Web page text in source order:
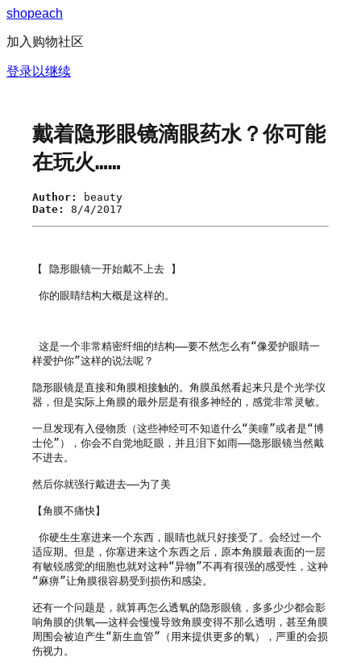
shopeach
加入购物社区
登录以继续
戴着隐形眼镜滴眼药水？你可能
在玩火……
Author:
beauty
Date:
8/4/2017
【 隐形眼镜一开始戴不上去 】
你的眼睛结构大概是这样的。
这是一个非常精密纤细的结构——要不然怎么有“像爱护眼睛一
样爱护你”这样的说法呢？
隐形眼镜是直接和角膜相接触的。角膜虽然看起来只是个光学仪
器，但是实际上角膜的最外层是有很多神经的，感觉非常灵敏。
一旦发现有入侵物质（这些神经可不知道什么“美瞳”或者是“博
士伦”），你会不自觉地眨眼，并且泪下如雨——隐形眼镜当然戴
不进去。
然后你就强行戴进去——为了美
【角膜不痛快】
你硬生生塞进来一个东西，眼睛也就只好接受了。会经过一个
适应期。但是，你塞进来这个东西之后，原本角膜最表面的一层
有敏锐感觉的细胞也就对这种“异物”不再有很强的感受性，这种
“麻痹”让角膜很容易受到损伤和感染。
还有一个问题是，就算再怎么透氧的隐形眼镜，多多少少都会影
响角膜的供氧——这样会慢慢导致角膜变得不那么透明，甚至角膜
周围会被迫产生“新生血管”（用来提供更多的氧），严重的会损
伤视力。